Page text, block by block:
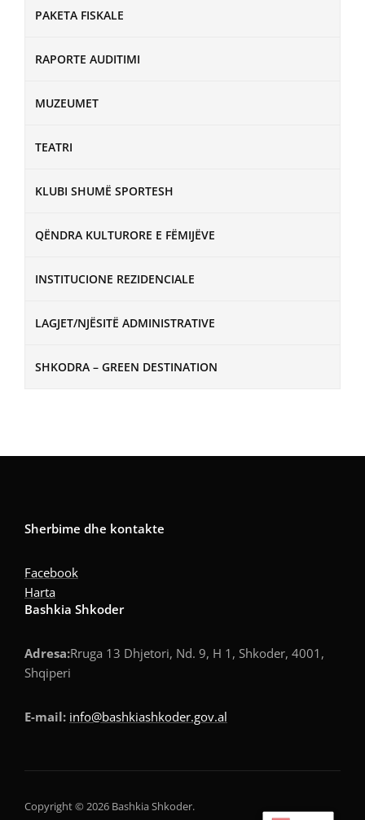
PAKETA FISKALE
RAPORTE AUDITIMI
MUZEUMET
TEATRI
KLUBI SHUMË SPORTESH
QËNDRA KULTURORE E FËMIJËVE
INSTITUCIONE REZIDENCIALE
LAGJET/NJËSITË ADMINISTRATIVE
SHKODRA – GREEN DESTINATION
Sherbime dhe kontakte
Facebook
Harta
Bashkia Shkoder
Adresa:Rruga 13 Dhjetori, Nd. 9, H 1, Shkoder, 4001,
Shqiperi
E-mail: info@bashkiashkoder.gov.al
Copyright © 2026 Bashkia Shkoder.